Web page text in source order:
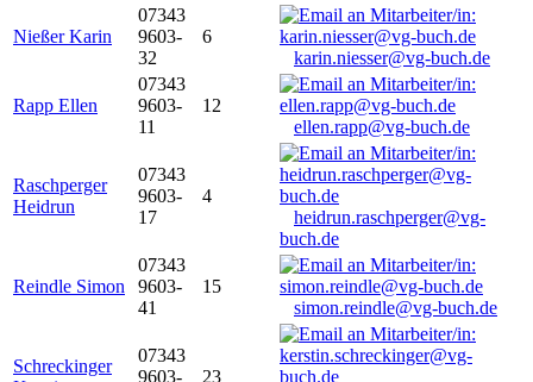
Nießer Karin
07343
9603-
32
6
karin.niesser@vg-buch.de
Rapp Ellen
07343
9603-
11
12
ellen.rapp@vg-buch.de
Raschperger
Heidrun
07343
9603-
17
4
heidrun.raschperger@vg-
buch.de
Reindle Simon
07343
9603-
41
15
simon.reindle@vg-buch.de
Schreckinger
07343
9603-
23